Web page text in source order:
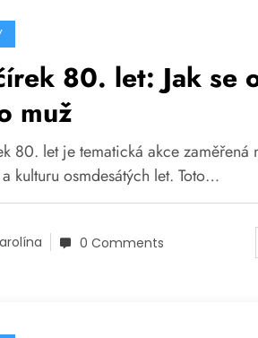
80. let: Jak se
muž
80. let je tematická akce zaměřená
kulturu osmdesátých let. Toto…
0 Comments